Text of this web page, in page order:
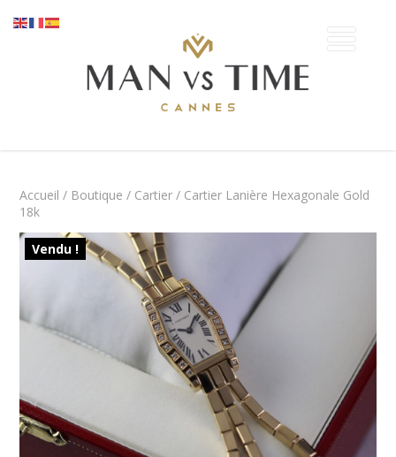
Accueil / Boutique / Cartier/ Cartier Lanière Hexagonale Gold
18k
Vendu !